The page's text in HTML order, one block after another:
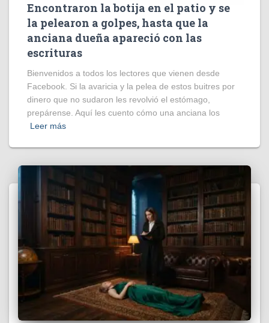
Encontraron la botija en el patio y se
la pelearon a golpes, hasta que la
anciana dueña apareció con las
escrituras
Bienvenidos a todos los lectores que vienen desde
Facebook. Si la avaricia y la pelea de estos buitres por
dinero que no sudaron les revolvió el estómago,
prepárense. Aquí les cuento cómo una anciana los
Leer más